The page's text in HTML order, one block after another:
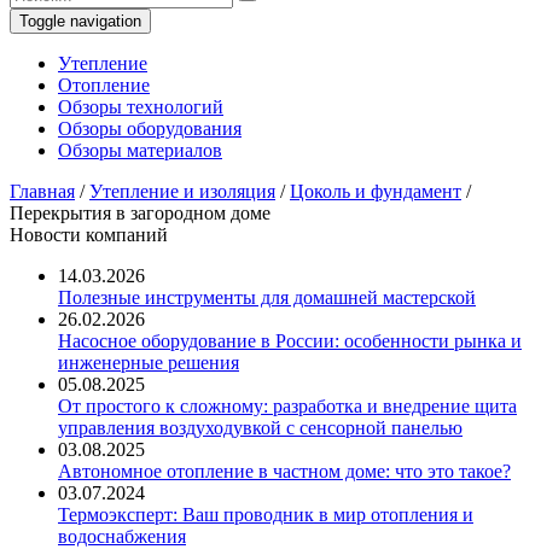
Toggle navigation
Утепление
Отопление
Обзоры технологий
Обзоры оборудования
Обзоры материалов
Главная /Утепление и изоляция /Цоколь и фундамент /
Перекрытия в загородном доме
Новости компаний
14.03.2026
Полезные инструменты для домашней мастерской
26.02.2026
Насосное оборудование в России: особенности рынка и
инженерные решения
05.08.2025
От простого к сложному: разработка и внедрение щита
управления воздуходувкой с сенсорной панелью
03.08.2025
Автономное отопление в частном доме: что это такое?
03.07.2024
Термоэксперт: Ваш проводник в мир отопления и
водоснабжения